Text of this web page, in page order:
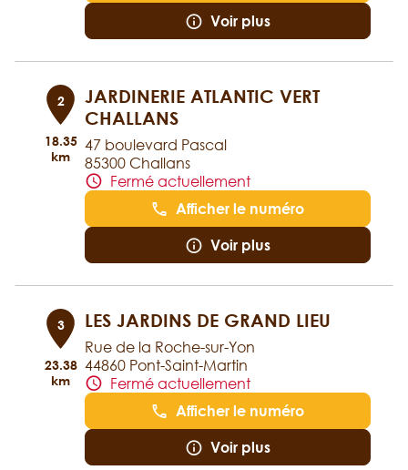
Voir plus
2
18.35
km
JARDINERIE ATLANTIC VERT
CHALLANS
47 boulevard Pascal
85300 Challans
Fermé actuellement
Afficher le numéro
Voir plus
3
23.38
km
LES JARDINS DE GRAND LIEU
Rue de la Roche-sur-Yon
44860 Pont-Saint-Martin
Fermé actuellement
Afficher le numéro
Voir plus